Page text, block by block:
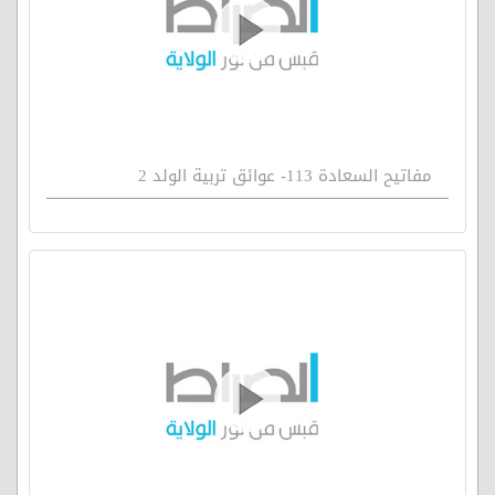
مفاتيح السعادة 113- عوائق تربية الولد 2